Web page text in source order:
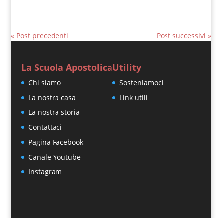
« Post precedenti Post successivi »
La Scuola Apostolica
Chi siamo
La nostra casa
La nostra storia
Contattaci
Pagina Facebook
Canale Youtube
Instagram
Utility
Sosteniamoci
Link utili